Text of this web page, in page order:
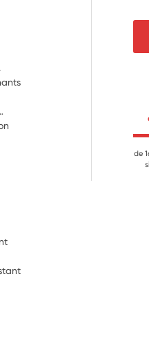
de